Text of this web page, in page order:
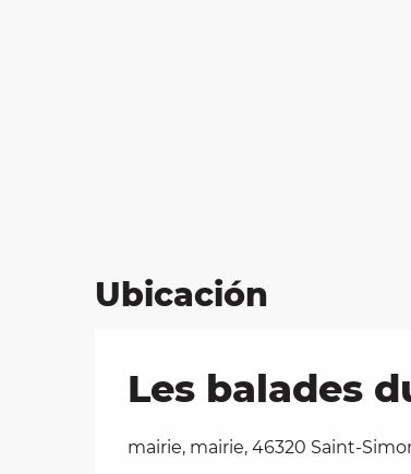
Ubicación
Les balades
mairie, mairie, 46320 Saint-